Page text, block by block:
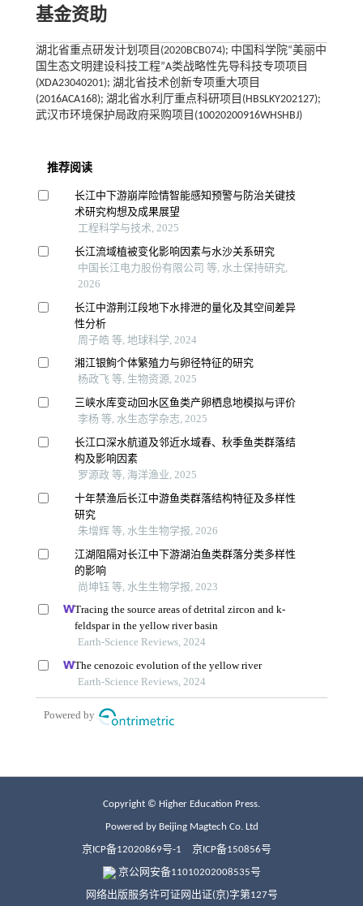
基金资助
湖北省重点研发计划项目(2020BCB074); 中国科学院“美丽中
国生态文明建设科技工程”A类战略性先导科技专项项目
(XDA23040201); 湖北省技术创新专项重大项目
(2016ACA168); 湖北省水利厅重点科研项目(HBSLKY202127);
武汉市环境保护局政府采购项目(10020200916WHSHBJ)
Copyright © Higher Education Press.
Powered by Beijing Magtech Co. Ltd
京ICP备12020869号-1 京ICP备150856号
京公网安备11010202008535号
网络出版服务许可证网出证(京)字第127号